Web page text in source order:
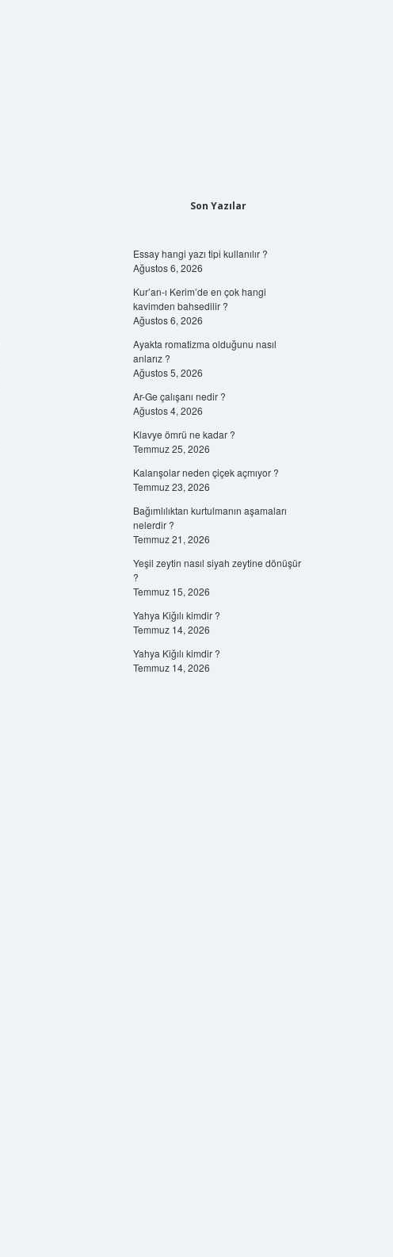
Son Yazılar
Essay hangi yazı tipi kullanılır ?
Ağustos 6, 2026
Kur’an-ı Kerim’de en çok hangi
kavimden bahsedilir ?
Ağustos 6, 2026
Ayakta romatizma olduğunu nasıl
anlarız ?
Ağustos 5, 2026
Ar-Ge çalışanı nedir ?
Ağustos 4, 2026
Klavye ömrü ne kadar ?
Temmuz 25, 2026
Kalanşolar neden çiçek açmıyor ?
Temmuz 23, 2026
Bağımlılıktan kurtulmanın aşamaları
nelerdir ?
Temmuz 21, 2026
Yeşil zeytin nasıl siyah zeytine dönüşür
?
Temmuz 15, 2026
Yahya Kiğılı kimdir ?
Temmuz 14, 2026
Yahya Kiğılı kimdir ?
Temmuz 14, 2026